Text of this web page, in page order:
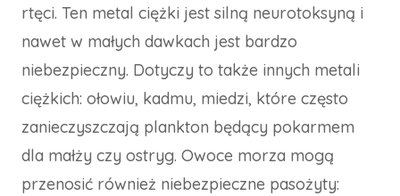
rtęci. Ten metal ciężki jest silną neurotoksyną i
nawet w małych dawkach jest bardzo
niebezpieczny. Dotyczy to także innych metali
ciężkich: ołowiu, kadmu, miedzi, które często
zanieczyszczają plankton będący pokarmem
dla małży czy ostryg. Owoce morza mogą
przenosić również niebezpieczne pasożyty: